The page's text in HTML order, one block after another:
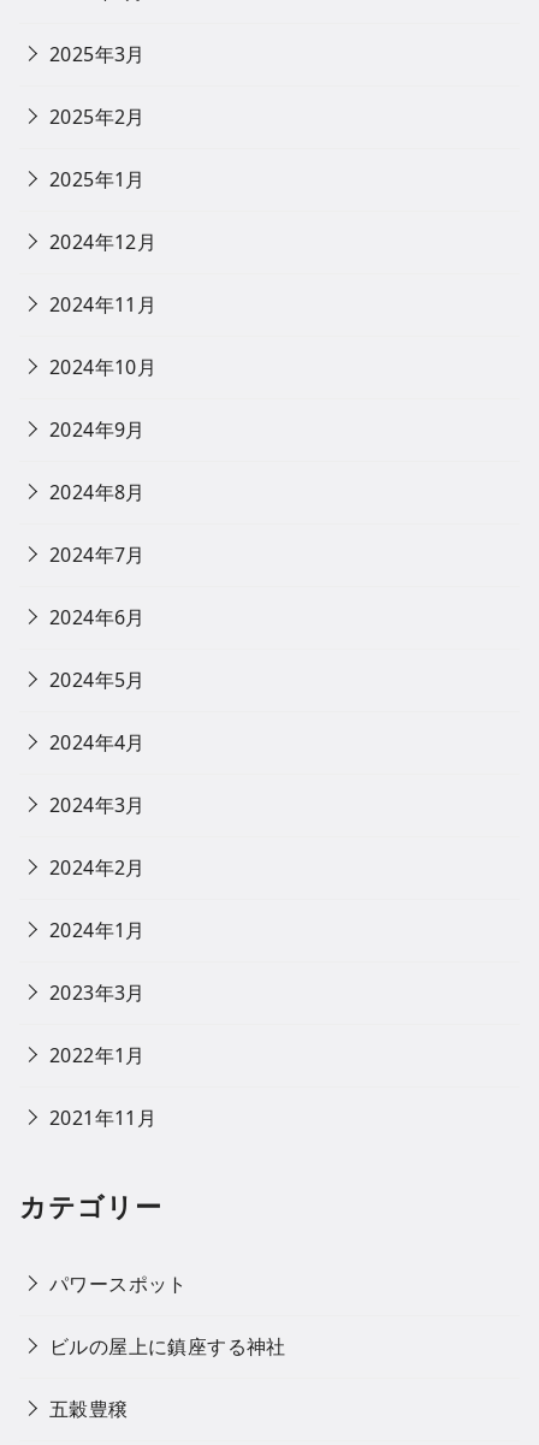
2025年3月
2025年2月
2025年1月
2024年12月
2024年11月
2024年10月
2024年9月
2024年8月
2024年7月
2024年6月
2024年5月
2024年4月
2024年3月
2024年2月
2024年1月
2023年3月
2022年1月
2021年11月
カテゴリー
パワースポット
ビルの屋上に鎮座する神社
五穀豊穣